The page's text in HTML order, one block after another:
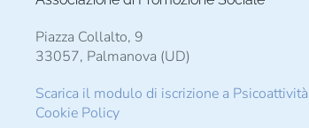
Piazza Collalto, 9
33057, Palmanova (UD)
Scarica il modulo di iscrizione a Psicoattività
Cookie Policy